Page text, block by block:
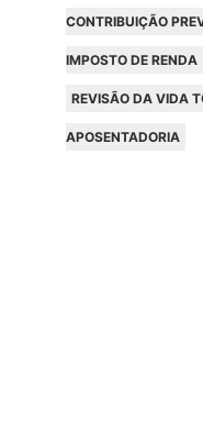
CONTRIBUIÇÃO
IMPOSTO DE RENDA
REVISÃO DA VIDA
APOSENTADORIA